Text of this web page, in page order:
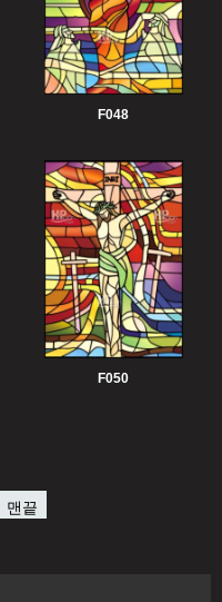
F048
F050
맨끝